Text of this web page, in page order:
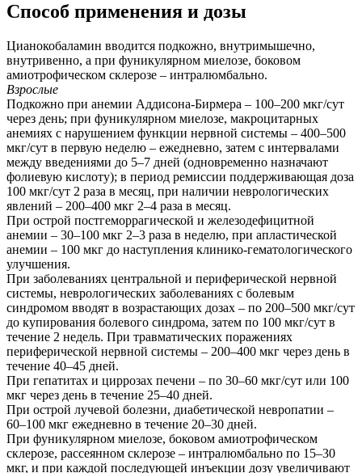
Способ применения и дозы
Цианокобаламин вводится подкожно, внутримышечно,
внутривенно, а при фуникулярном миелозе, боковом
амиотрофическом склерозе – интралюмбально.
Взрослые
Подкожно при анемии Аддисона-Бирмера – 100–200 мкг/сут
через день; при фуникулярном миелозе, макроцитарных
анемиях с нарушением функции нервной системы – 400–500
мкг/сут в первую неделю – ежедневно, затем с интервалами
между введениями до 5–7 дней (одновременно назначают
фолиевую кислоту); в период ремиссии поддерживающая доза
100 мкг/сут 2 раза в месяц, при наличии неврологических
явлений – 200‒400 мкг 2–4 раза в месяц.
При острой постгеморрагической и железодефицитной
анемии – 30‒100 мкг 2–3 раза в неделю, при апластической
анемии – 100 мкг до наступления клинико-гематологического
улучшения.
При заболеваниях центральной и периферической нервной
системы, неврологических заболеваниях с болевым
синдромом вводят в возрастающих дозах – по 200–500 мкг/сут
до купирования болевого синдрома, затем по 100 мкг/сут в
течение 2 недель. При травматических поражениях
периферической нервной системы – 200–400 мкг через день в
течение 40–45 дней.
При гепатитах и циррозах печени – по 30–60 мкг/сут или 100
мкг через день в течение 25–40 дней.
При острой лучевой болезни, диабетической невропатии –
60–100 мкг ежедневно в течение 20–30 дней.
При фуникулярном миелозе, боковом амиотрофическом
склерозе, рассеянном склерозе – интралюмбально по 15–30
мкг, и при каждой последующей инъекции дозу увеличивают